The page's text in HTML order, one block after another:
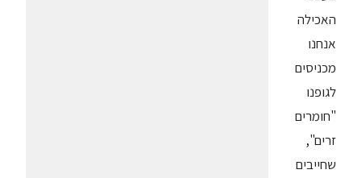
האכילה
אנחנו
מכניסים
לגופנו
"חומרים
זרים",
שחייבים